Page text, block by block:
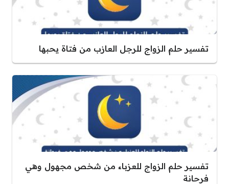
تفسير حلم الزواج للرجل العازب من فتاة يحبها
تفسير حلم الزواج للعزباء من شخص مجهول وهي
فرحانة